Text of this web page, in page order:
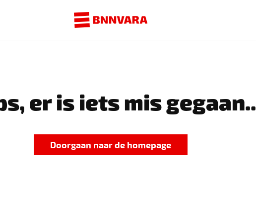
er is iets mis gegaan..
Doorgaan naar de homepage